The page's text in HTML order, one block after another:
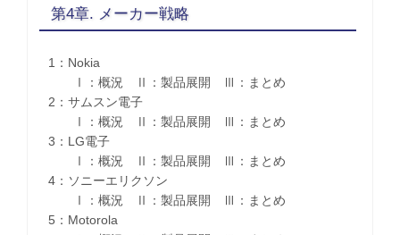
第4章. メーカー戦略
1：Nokia
Ⅰ：概況 Ⅱ：製品展開 Ⅲ：まとめ
2：サムスン電子
Ⅰ：概況 Ⅱ：製品展開 Ⅲ：まとめ
3：LG電子
Ⅰ：概況 Ⅱ：製品展開 Ⅲ：まとめ
4：ソニーエリクソン
Ⅰ：概況 Ⅱ：製品展開 Ⅲ：まとめ
5：Motorola